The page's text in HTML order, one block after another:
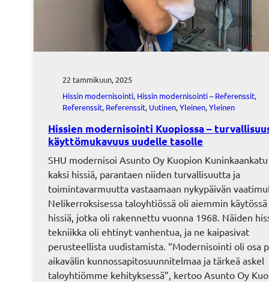
22 tammikuun, 2025
Hissin modernisointi, Hissin modernisointi – Referenssit
Referenssit, Referenssit, Uutinen, Yleinen, Yleinen
Hissien modernisointi Kuopiossa –
käyttömukavuus uudelle tasolle
SHU modernisoi Asunto Oy Kuopion
kaksi hissiä, parantaen niiden turvallisuutta ja
toimintavarmuutta vastaamaan nykypäivän
Nelikerroksisessa taloyhtiössä oli aiemmin käytössä
hissiä, jotka oli rakennettu vuonna 1968. Näiden
tekniikka oli ehtinyt vanhentua, ja ne kaipasivat
perusteellista uudistamista. “Modernisointi oli osa
aikavälin kunnossapitosuunnitelmaa ja tärkeä askel
taloyhtiömme kehityksessä”, kertoo Asunto Oy